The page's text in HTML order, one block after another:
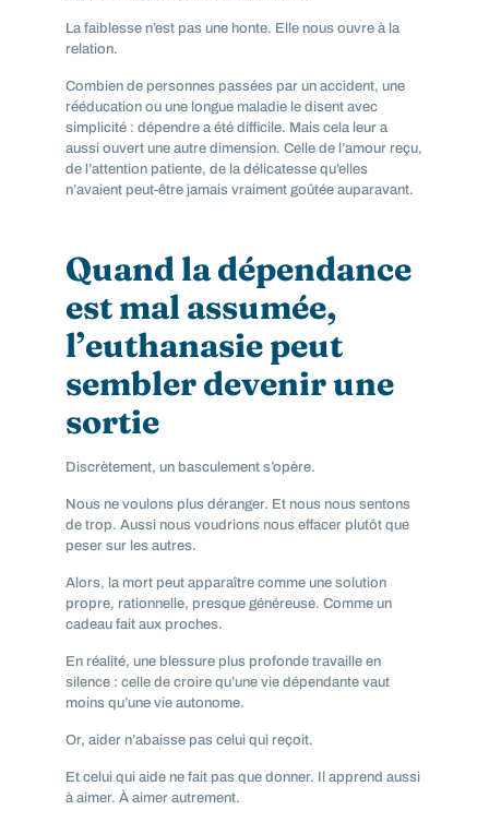
La faiblesse n’est pas une honte. Elle nous ouvre à la
relation.
Combien de personnes passées par un accident, une
rééducation ou une longue maladie le disent avec
simplicité : dépendre a été difficile. Mais cela leur a
aussi ouvert une autre dimension. Celle de l’amour reçu,
de l’attention patiente, de la délicatesse qu’elles
n’avaient peut-être jamais vraiment goûtée auparavant.
Quand la dépendance
est mal assumée,
l’euthanasie peut
sembler devenir une
sortie
Discrètement, un basculement s’opère.
Nous ne voulons plus déranger. Et nous nous sentons
de trop. Aussi nous voudrions nous effacer plutôt que
peser sur les autres.
Alors, la mort peut apparaître comme une solution
propre, rationnelle, presque généreuse. Comme un
cadeau fait aux proches.
En réalité, une blessure plus profonde travaille en
silence : celle de croire qu’une vie dépendante vaut
moins qu’une vie autonome.
Or, aider n’abaisse pas celui qui reçoit.
Et celui qui aide ne fait pas que donner. Il apprend aussi
à aimer. À aimer autrement.